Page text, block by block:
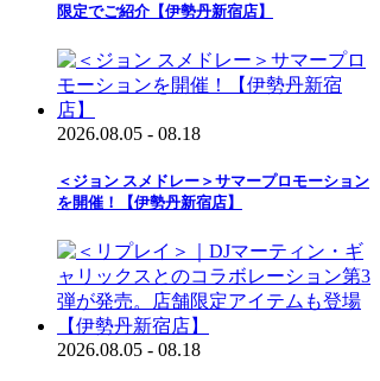
限定でご紹介【伊勢丹新宿店】
2026.08.05 - 08.18
＜ジョン スメドレー＞サマープロモーション
を開催！【伊勢丹新宿店】
2026.08.05 - 08.18